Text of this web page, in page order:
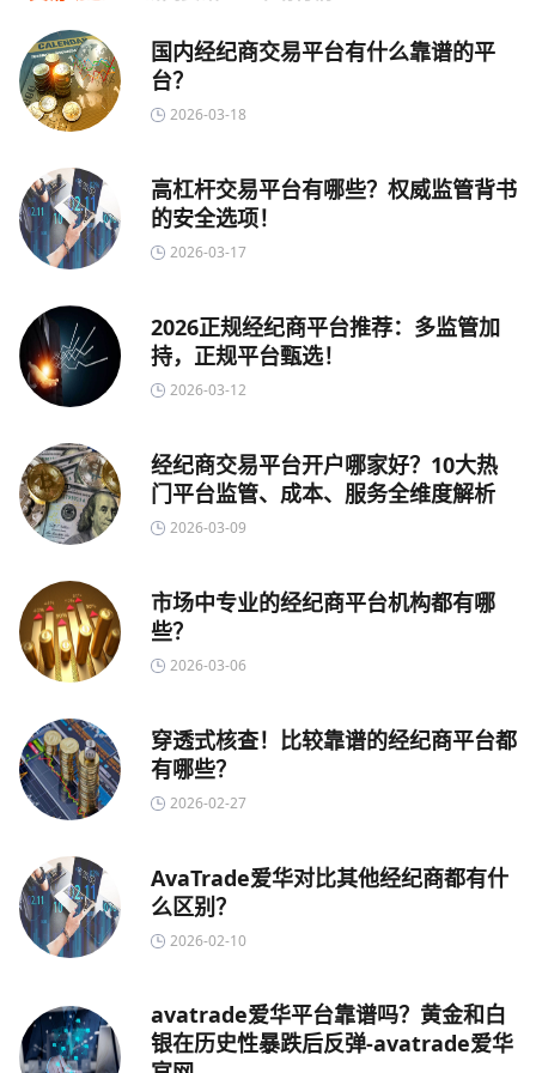
国内经纪商交易平台有什么靠谱的平
台？
2026-03-18
高杠杆交易平台有哪些？权威监管背书
的安全选项！
2026-03-17
2026正规经纪商平台推荐：多监管加
持，正规平台甄选！
2026-03-12
经纪商交易平台开户哪家好？10大热
门平台监管、成本、服务全维度解析
2026-03-09
市场中专业的经纪商平台机构都有哪
些？
2026-03-06
穿透式核查！比较靠谱的经纪商平台都
有哪些？
2026-02-27
AvaTrade爱华对比其他经纪商都有什
么区别？
2026-02-10
avatrade爱华平台靠谱吗？黄金和白
银在历史性暴跌后反弹-avatrade爱华